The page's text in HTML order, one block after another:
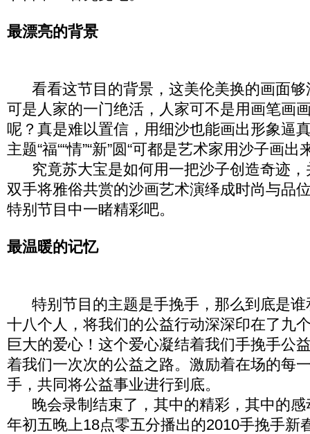
最漂亮的背景
看看这节目的背景，这美伦美换的画面够
可是人家的一门绝活，人家可不是用画笔画
呢？真是难以置信，用细沙也能画出形象逼
主题“福““情”“新”圆“可都是艺术家用沙子画出
究竟苏大宝是如何用一把沙子创造奇迹，
双手将雅俗共赏的沙画艺术演绎成时尚与品
特别节目中一睹精彩吧。
最温暖的记忆
特别节目的主题是手挽手，那么到底是谁
十八个人，将我们的公益行动深深印在了九
巨大的爱心！这个爱心凝结着我们手挽手公
着我们一次次的公益之路。激励着在场的每
手，共同将公益事业进行到底。
晚会录制结束了，其中的精彩，其中的感
年初五晚上18点零五分播出的2010手挽手新